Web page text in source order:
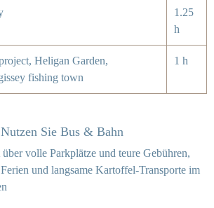
1.25
h
Heligan Garden,
fishing town
1 h
Sie Bus & Bahn
volle Parkplätze und teure Gebühren,
und langsame Kartoffel-Transporte im